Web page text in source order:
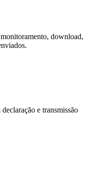
download,
e transmissão